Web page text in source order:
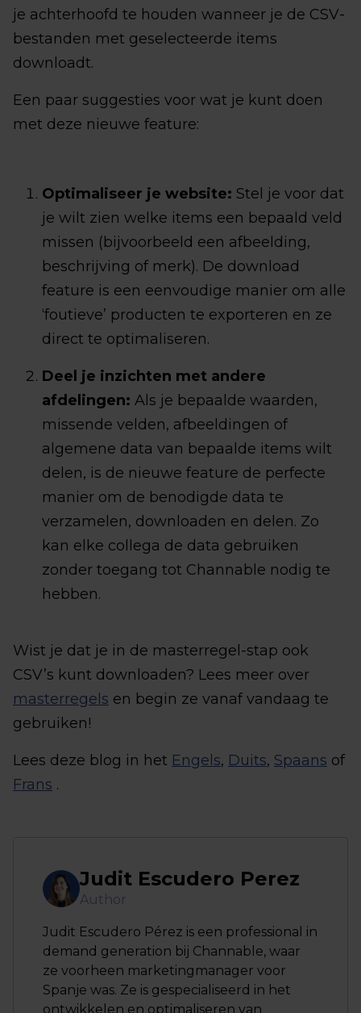
je achterhoofd te houden wanneer je de CSV-
bestanden met geselecteerde items
downloadt.
Een paar suggesties voor wat je kunt doen
met deze nieuwe feature:
Optimaliseer je website: Stel je voor dat
je wilt zien welke items een bepaald veld
missen (bijvoorbeeld een afbeelding,
beschrijving of merk). De download
feature is een eenvoudige manier om alle
‘foutieve’ producten te exporteren en ze
direct te optimaliseren.
Deel je inzichten met andere
afdelingen: Als je bepaalde waarden,
missende velden, afbeeldingen of
algemene data van bepaalde items wilt
delen, is de nieuwe feature de perfecte
manier om de benodigde data te
verzamelen, downloaden en delen. Zo
kan elke collega de data gebruiken
zonder toegang tot Channable nodig te
hebben.
Wist je dat je in de masterregel-stap ook
CSV’s kunt downloaden? Lees meer over
masterregels en begin ze vanaf vandaag te
gebruiken!
Lees deze blog in het Engels, Duits, Spaans of
Frans .
Judit Escudero Perez
Author
Judit Escudero Pérez is een professional in
demand generation bij Channable, waar
ze voorheen marketingmanager voor
Spanje was. Ze is gespecialiseerd in het
ontwikkelen en optimaliseren van